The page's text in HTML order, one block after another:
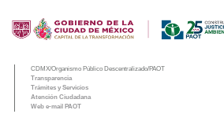
CDMX/Organismo Público Descentralizado/PAOT
Transparencia
Trámites y Servicios
Atención Ciudadana
Web e-mail PAOT